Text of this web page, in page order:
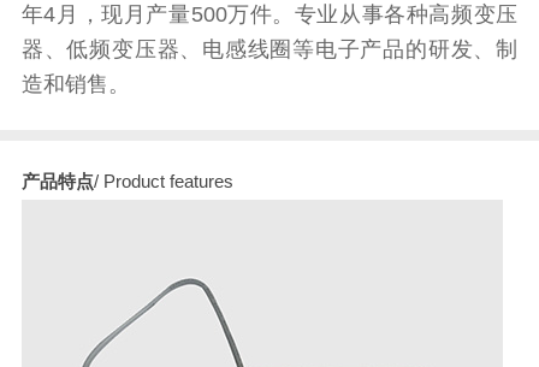
年4月，现月产量500万件。专业从事各种高频变压
器、低频变压器、电感线圈等电子产品的研发、制
造和销售。
产品特点/ Product features